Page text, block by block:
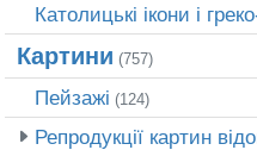
Католицькі ікони і
Картини (757)
Пейзажі (124)
Репродукції картин